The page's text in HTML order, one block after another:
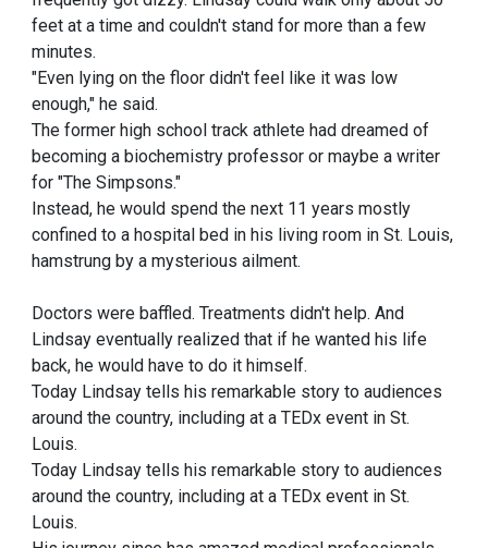
feet at a time and couldn't stand for more than a few
minutes.
"Even lying on the floor didn't feel like it was low
enough," he said.
The former high school track athlete had dreamed of
becoming a biochemistry professor or maybe a writer
for "The Simpsons."
Instead, he would spend the next 11 years mostly
confined to a hospital bed in his living room in St. Louis,
hamstrung by a mysterious ailment.
Doctors were baffled. Treatments didn't help. And
Lindsay eventually realized that if he wanted his life
back, he would have to do it himself.
Today Lindsay tells his remarkable story to audiences
around the country, including at a TEDx event in St.
Louis.
Today Lindsay tells his remarkable story to audiences
around the country, including at a TEDx event in St.
Louis.